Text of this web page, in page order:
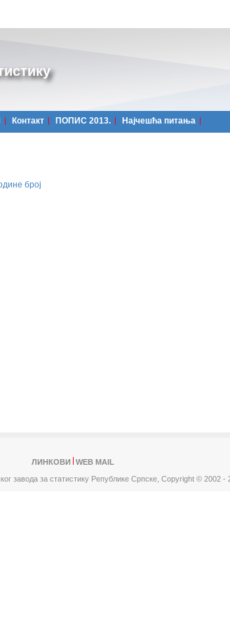
Контакт ПОПИС 2013. Најчешћa питања
број
ЛИНКОВИ
WEB MAIL
завода за статистику Републике Српске, Copyright © 2002 -